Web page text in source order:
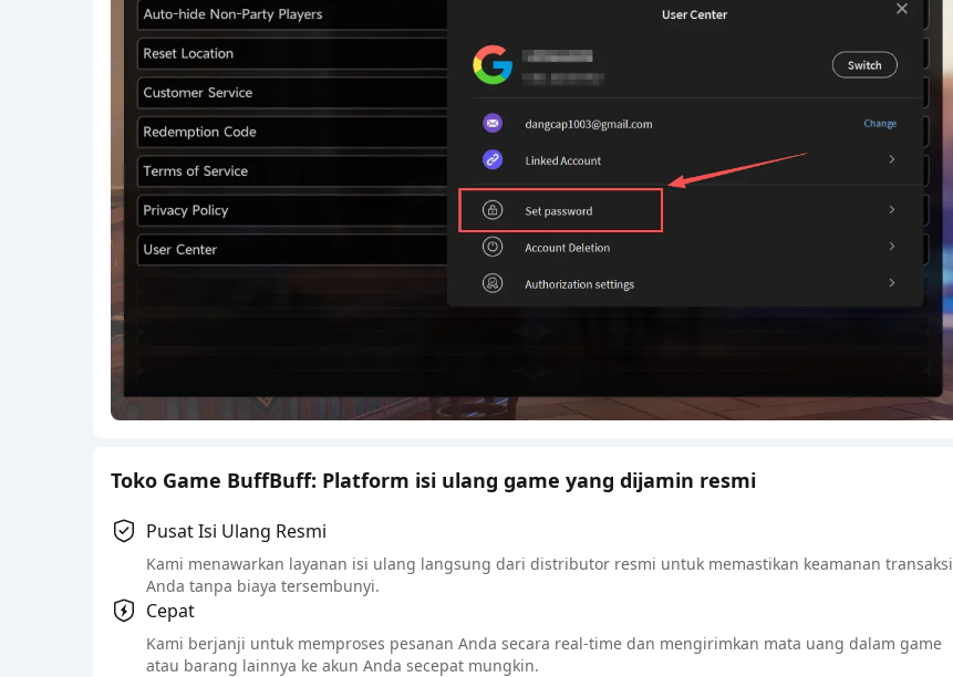
Toko Game BuffBuff: Platform isi ulang game yang dijamin resmi
Pusat Isi Ulang Resmi
Kami menawarkan layanan isi ulang langsung dari distributor resmi untuk memastikan keamanan transaksi
Anda tanpa biaya tersembunyi.
Cepat
Kami berjanji untuk memproses pesanan Anda secara real-time dan mengirimkan mata uang dalam game
atau barang lainnya ke akun Anda secepat mungkin.